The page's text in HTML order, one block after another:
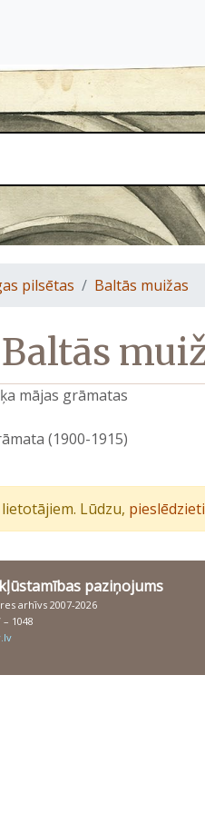
pilsētas Baltās muižas
Baltās
mājas grāmatas
(1900-1915)
Lūdzu,
paziņojums
arhīvs 2007-2026
– 1048